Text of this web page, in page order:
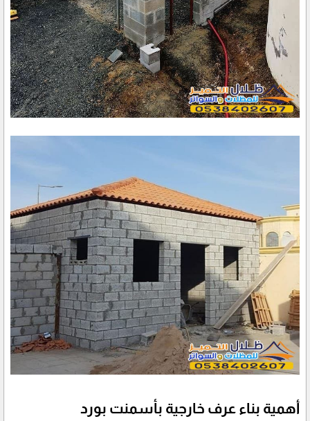
أهمية بناء عرف خارجية بأسمنت بورد